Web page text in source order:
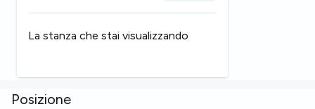
La stanza che stai visualizzando
Posizione